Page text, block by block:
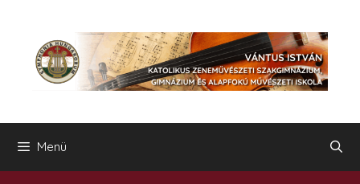
tartalomba
Menü